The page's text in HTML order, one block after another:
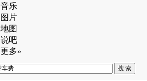
音乐
图片
地图
说吧
更多»